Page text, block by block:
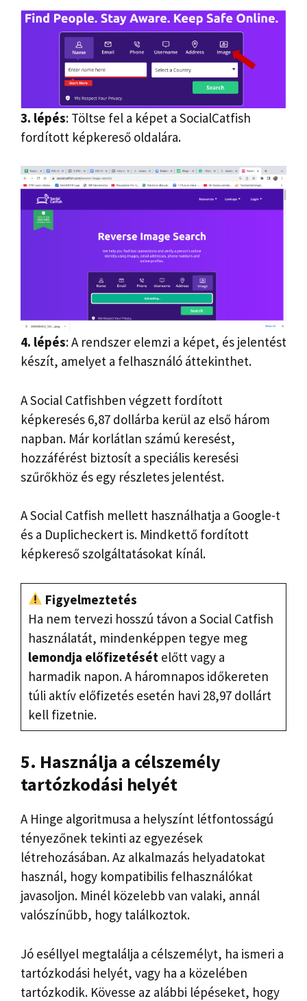
3. lépés: Töltse fel a képet a SocialCatfish
fordított képkereső oldalára.
4. lépés: A rendszer elemzi a képet, és jelentést
készít, amelyet a felhasználó áttekinthet.
A Social Catfishben végzett fordított
képkeresés 6,87 dollárba kerül az első három
napban. Már korlátlan számú keresést,
hozzáférést biztosít a speciális keresési
szűrőkhöz és egy részletes jelentést.
A Social Catfish mellett használhatja a Google-t
és a Duplicheckert is. Mindkettő fordított
képkereső szolgáltatásokat kínál.
Figyelmeztetés
Ha nem tervezi hosszú távon a Social Catfish
használatát, mindenképpen tegye meg
lemondja előfizetését előtt vagy a
harmadik napon. A háromnapos időkereten
túli aktív előfizetés esetén havi 28,97 dollárt
kell fizetnie.
5. Használja a célszemély
tartózkodási helyét
A Hinge algoritmusa a helyszínt létfontosságú
tényezőnek tekinti az egyezések
létrehozásában. Az alkalmazás helyadatokat
használ, hogy kompatibilis felhasználókat
javasoljon. Minél közelebb van valaki, annál
valószínűbb, hogy találkoztok.
Jó eséllyel megtalálja a célszemélyt, ha ismeri a
tartózkodási helyét, vagy ha a közelében
tartózkodik. Kövesse az alábbi lépéseket, hogy